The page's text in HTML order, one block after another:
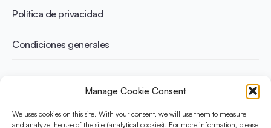
Manage Cookie Consent
We uses cookies on this site. With your consent, we will use them to measure
and analyze the use of the site (analytical cookies). For more information, please
Deportistas
Beneficios medioambientales
Beneficios para la salud
Política de privacidad
Condiciones generales
Equilibradas está financiada por el Instituto Danone
Internacional. Su objetivo es evaluar y compartir la evidencia